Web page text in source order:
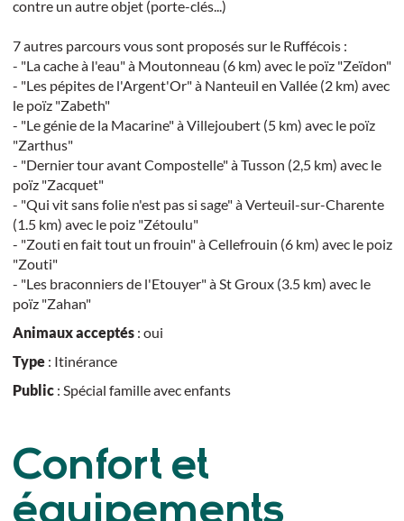
contre un autre objet (porte-clés...)
7 autres parcours vous sont proposés sur le Ruffécois :
- "La cache à l'eau" à Moutonneau (6 km) avec le poïz "Zeïdon"
- "Les pépites de l'Argent'Or" à Nanteuil en Vallée (2 km) avec
le poïz "Zabeth"
- "Le génie de la Macarine" à Villejoubert (5 km) avec le poïz
"Zarthus"
- "Dernier tour avant Compostelle" à Tusson (2,5 km) avec le
poïz "Zacquet"
- "Qui vit sans folie n'est pas si sage" à Verteuil-sur-Charente
(1.5 km) avec le poiz "Zétoulu"
- "Zouti en fait tout un frouin" à Cellefrouin (6 km) avec le poiz
"Zouti"
- "Les braconniers de l'Etouyer" à St Groux (3.5 km) avec le
poïz "Zahan"
Animaux acceptés: oui
Type: Itinérance
Public: Spécial famille avec enfants
Confort et